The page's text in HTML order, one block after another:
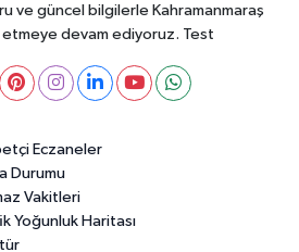
ve güncel bilgilerle Kahramanmaraş
etmeye devam ediyoruz. Test
Eczaneler
Durumu
Vakitleri
Yoğunluk Haritası